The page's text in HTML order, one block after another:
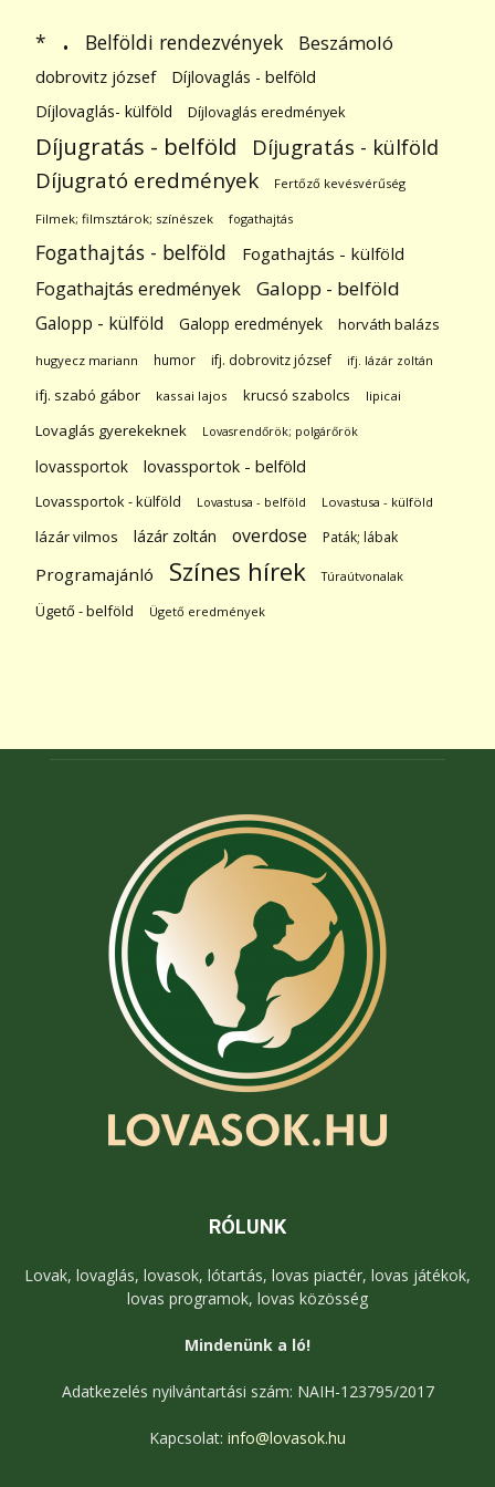
* . Belföldi rendezvények Beszámoló
dobrovitz józsef
Díjlovaglás - belföld
Díjlovaglás- külföld
Díjlovaglás eredmények
Díjugratás - belföld Díjugratás - külföld
Díjugrató eredmények Fertőző kevésvérűség
Filmek; filmsztárok; színészek fogathajtás
Fogathajtás - belföld Fogathajtás - külföld
Fogathajtás eredmények Galopp - belföld
Galopp - külföld Galopp eredmények horváth balázs
hugyecz mariann humor ifj. dobrovitz józsef ifj. lázár zoltán
ifj. szabó gábor kassai lajos krucsó szabolcs lipicai
Lovaglás gyerekeknek Lovasrendőrök; polgárőrök
lovassportok lovassportok - belföld
Lovassportok - külföld Lovastusa - belföld Lovastusa - külföld
lázár vilmos lázár zoltán overdose Paták; lábak
Programajánló Színes hírek Túraútvonalak
Ügető - belföld Ügető eredmények
RÓLUNK
Lovak, lovaglás, lovasok, lótartás, lovas piactér, lovas játékok,
lovas programok, lovas közösség
Mindenünk a ló!
Adatkezelés nyilvántartási szám: NAIH-123795/2017
Kapcsolat: info@lovasok.hu